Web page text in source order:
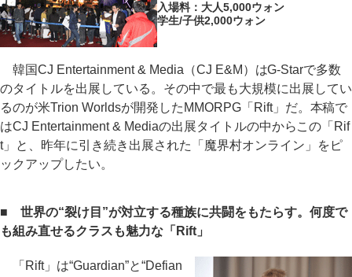
入場料：大人5,000ウォン
学生/子供2,000ウォン
韓国CJ Entertainment & Media（CJ E&M）はG-Starで多数
のタイトルを出展している。その中で最も大規模に出展してい
るのが米Trion Worldsが開発したMMORPG「Rift」だ。本稿で
はCJ Entertainment & Mediaの出展タイトルの中からこの「Rif
t」と、昨年に引き続き出展された「魔界村オンライン」をピ
ックアップしたい。
■ 世界の“裂け目”が対立する種族に共闘をもたらす。何度で
も組み直せるクラスも魅力な「Rift」
「Rift」は“Guardian”と“Defian